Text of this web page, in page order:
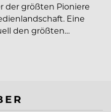
der größten Pioniere
Eine
den größten…